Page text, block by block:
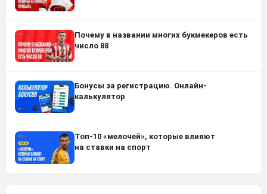
Почему в названии многих букмекеров есть
число 88
Бонусы за регистрацию. Онлайн-
калькулятор
Топ-10 «мелочей», которые влияют
на ставки на спорт